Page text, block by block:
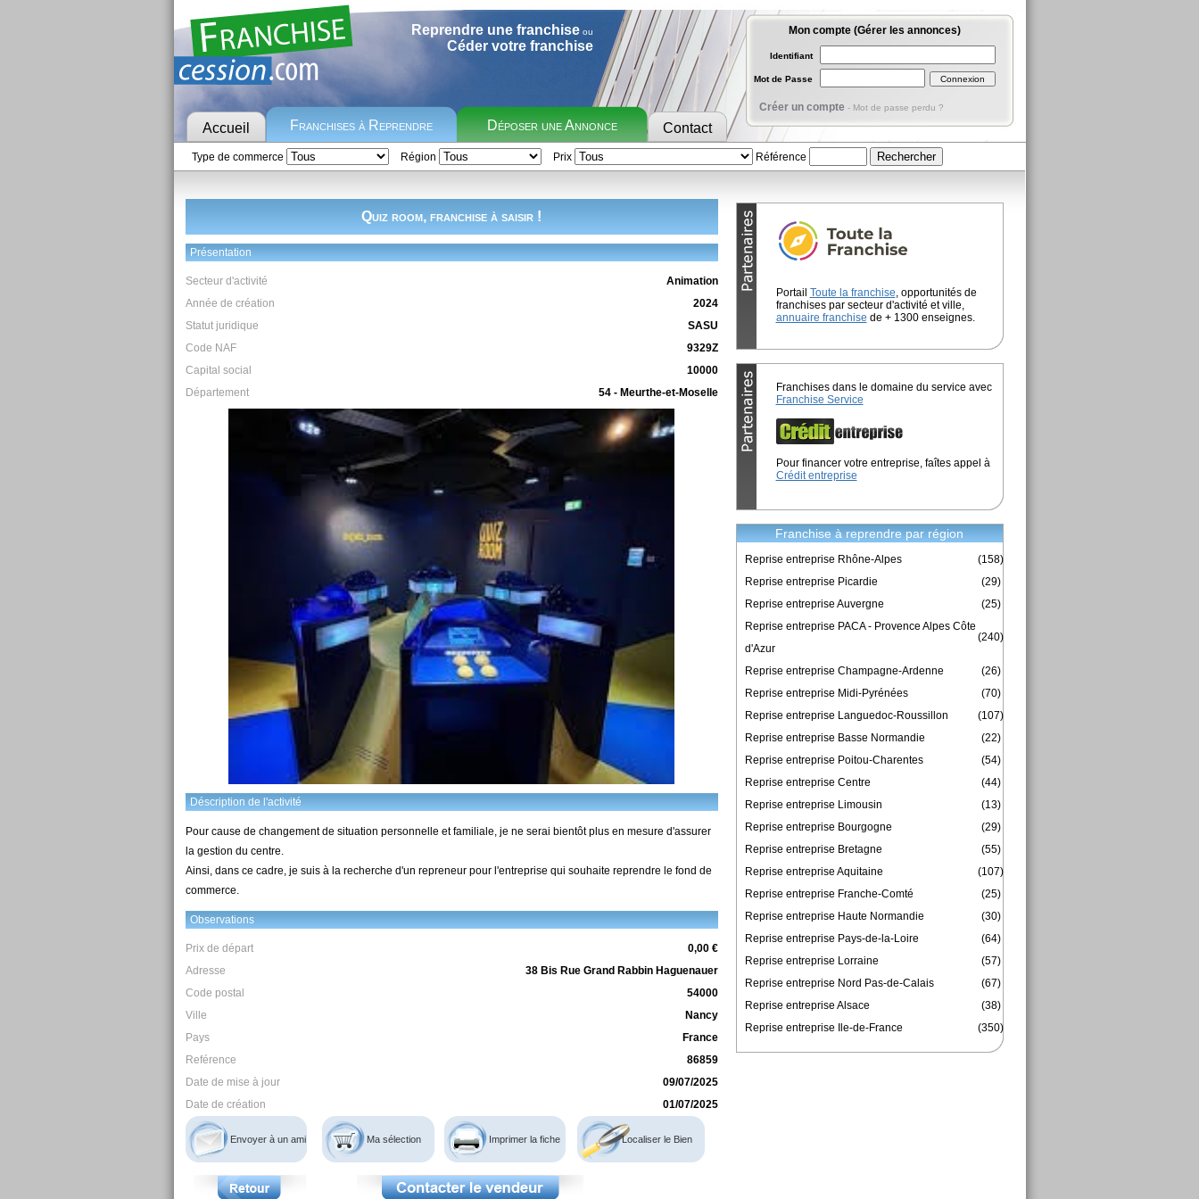
Reprendre une franchiseou
Céder votre franchise
Accueil Franchises à Reprendre Déposer une Annonce Contact
Mon compte (Gérer les annonces)
Identifiant
Mot de Passe
Créer un compte - Mot de passe perdu ?
Type de commerce Région Prix Référence
Quiz room, franchise à saisir !
Présentation
Secteur d'activité
Animation
Année de création
2024
Statut juridique
SASU
Code NAF
9329Z
Capital social
10000
Département
54 - Meurthe-et-Moselle
Déscription de l'activité
Pour cause de changement de situation personnelle et familiale, je ne serai bientôt plus en mesure d'assurer
la gestion du centre.
Ainsi, dans ce cadre, je suis à la recherche d'un repreneur pour l'entreprise qui souhaite reprendre le fond de
commerce.
Observations
Prix de départ
0,00 €
Adresse
38 Bis Rue Grand Rabbin Haguenauer
Code postal
54000
Ville
Nancy
Pays
France
Reférence
86859
Date de mise à jour
09/07/2025
Date de création
01/07/2025
Envoyer à un ami Ma sélection Imprimer la fiche Localiser le Bien
Portail Toute la franchise, opportunités de
franchises par secteur d'activité et ville,
annuaire franchise de + 1300 enseignes.
Franchises dans le domaine du service avec
Franchise Service
Pour financer votre entreprise, faîtes appel à
Crédit entreprise
Franchise à reprendre par région
Reprise entreprise Rhône-Alpes
(158)
Reprise entreprise Picardie
(29)
Reprise entreprise Auvergne
(25)
Reprise entreprise PACA - Provence Alpes Côte
d'Azur
(240)
Reprise entreprise Champagne-Ardenne
(26)
Reprise entreprise Midi-Pyrénées
(70)
Reprise entreprise Languedoc-Roussillon
(107)
Reprise entreprise Basse Normandie
(22)
Reprise entreprise Poitou-Charentes
(54)
Reprise entreprise Centre
(44)
Reprise entreprise Limousin
(13)
Reprise entreprise Bourgogne
(29)
Reprise entreprise Bretagne
(55)
Reprise entreprise Aquitaine
(107)
Reprise entreprise Franche-Comté
(25)
Reprise entreprise Haute Normandie
(30)
Reprise entreprise Pays-de-la-Loire
(64)
Reprise entreprise Lorraine
(57)
Reprise entreprise Nord Pas-de-Calais
(67)
Reprise entreprise Alsace
(38)
Reprise entreprise Ile-de-France
(350)